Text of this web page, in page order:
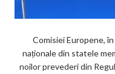
Comisiei Europene,
naționale din statele
noilor prevederi din